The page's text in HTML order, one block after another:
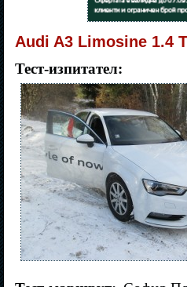
Audi A3 Limosine 1.4
Тест-изпитател: